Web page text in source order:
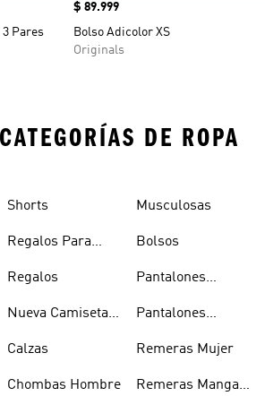
3 Pares
Precio
$ 89.999
Bolso Adicolor XS
Originals
DE ROPA
Shorts
Regalos Para
Regalos
Nueva Camiseta
Calzas
Chombas Hombre
Musculosas
Bolsos
Pantalones
Hombre
Pantalones
Remeras Mujer
Remeras Manga